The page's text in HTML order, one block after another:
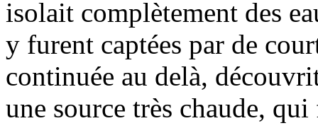
isolait complètement des
y furent captées par de
continuée au delà,
une source très chaude,